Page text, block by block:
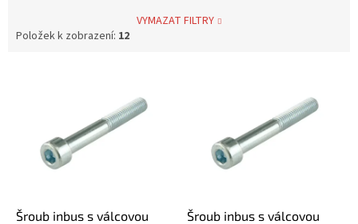
VYMAZAT FILTRY
Položek k zobrazení: 12
Šroub inbus s válcovou
Šroub inbus s válcovou